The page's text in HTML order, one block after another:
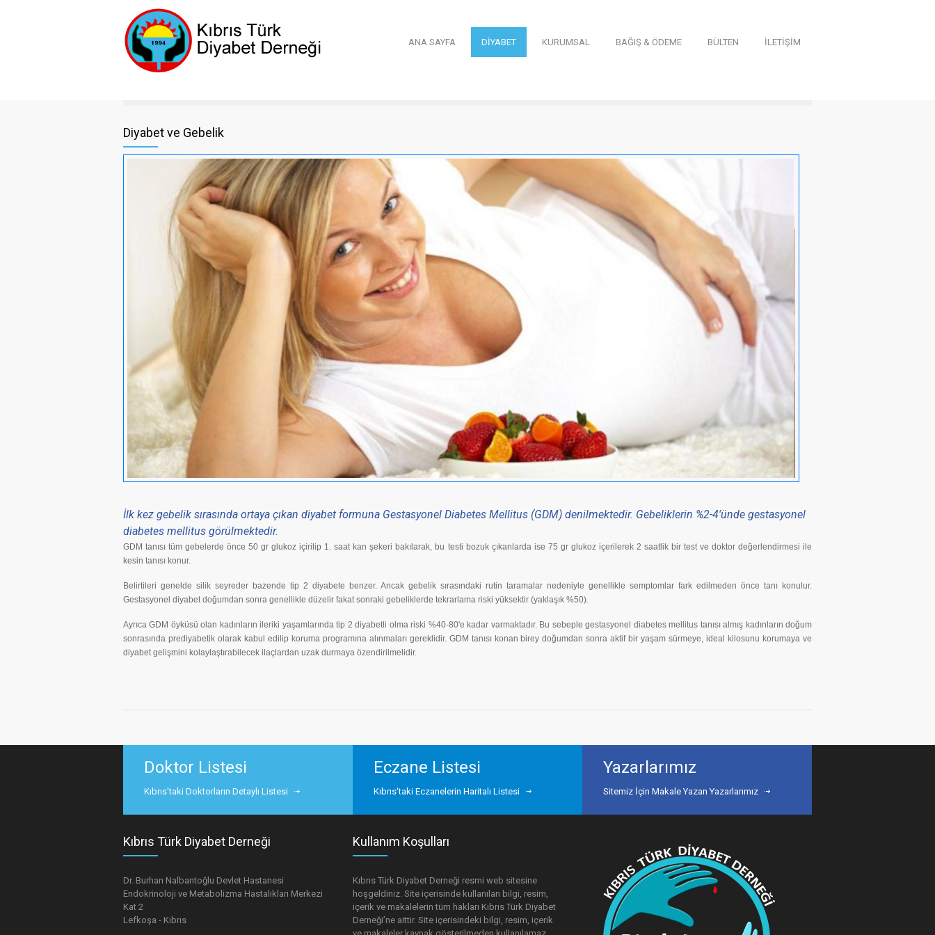
ANA SAYFA DİYABET KURUMSAL BAĞIŞ & ÖDEME BÜLTEN İLETİŞİM
Diyabet ve Gebelik
İlk kez gebelik sırasında ortaya çıkan diyabet formuna Gestasyonel Diabetes Mellitus (GDM) denilmektedir. Gebeliklerin %2-4'ünde gestasyonel
diabetes mellitus görülmektedir.
GDM tanısı tüm gebelerde önce 50 gr glukoz içirilip 1. saat kan şekeri bakılarak, bu testi bozuk çıkanlarda ise 75 gr glukoz içerilerek 2 saatlik bir test ve doktor değerlendirmesi ile
kesin tanısı konur.
Belirtileri genelde silik seyreder bazende tip 2 diyabete benzer. Ancak gebelik sırasındaki rutin taramalar nedeniyle genellikle semptomlar fark edilmeden önce tanı konulur.
Gestasyonel diyabet doğumdan sonra genellikle düzelir fakat sonraki gebeliklerde tekrarlama riski yüksektir (yaklaşık %50).
Ayrıca GDM öyküsü olan kadınların ileriki yaşamlarında tip 2 diyabetli olma riski %40-80'e kadar varmaktadır. Bu sebeple gestasyonel diabetes mellitus tanısı almış kadınların doğum
sonrasında prediyabetik olarak kabul edilip koruma programına alınmaları gereklidir. GDM tanısı konan birey doğumdan sonra aktif bir yaşam sürmeye, ideal kilosunu korumaya ve
diyabet gelişmini kolaylaştırabilecek ilaçlardan uzak durmaya özendirilmelidir.
Doktor Listesi
Kıbrıs'taki Doktorların Detaylı Listesi
Eczane Listesi
Kıbrıs'taki Eczanelerin Haritalı Listesi
Yazarlarımız
Sitemiz İçin Makale Yazan Yazarlarımız
Kıbrıs Türk Diyabet Derneği
Dr. Burhan Nalbantoğlu Devlet Hastanesi
Endokrinoloji ve Metabolizma Hastalıkları Merkezi
Kat 2
Lefkoşa - Kıbrıs
Kullanım Koşulları
Kıbrıs Türk Diyabet Derneği resmi web sitesine
hoşgeldiniz. Site içerisinde kullanılan bilgi, resim,
içerik ve makalelerin tüm hakları Kıbrıs Türk Diyabet
Derneği’ne aittir. Site içerisindeki bilgi, resim, içerik